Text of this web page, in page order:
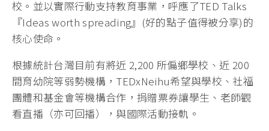
校。並以實際行動支持教育事業，呼應了TED Talks
『Ideas worth spreading』(好的點子值得被分享)的
核心使命。
根據統計台灣目前有將近 2,200 所偏鄉學校、近 200
間育幼院等弱勢機構，TEDxNeihu希望與學校、社福
團體和基金會等機構合作，捐贈票券讓學生、老師觀
看直播（亦可回播），與國際活動接軌。